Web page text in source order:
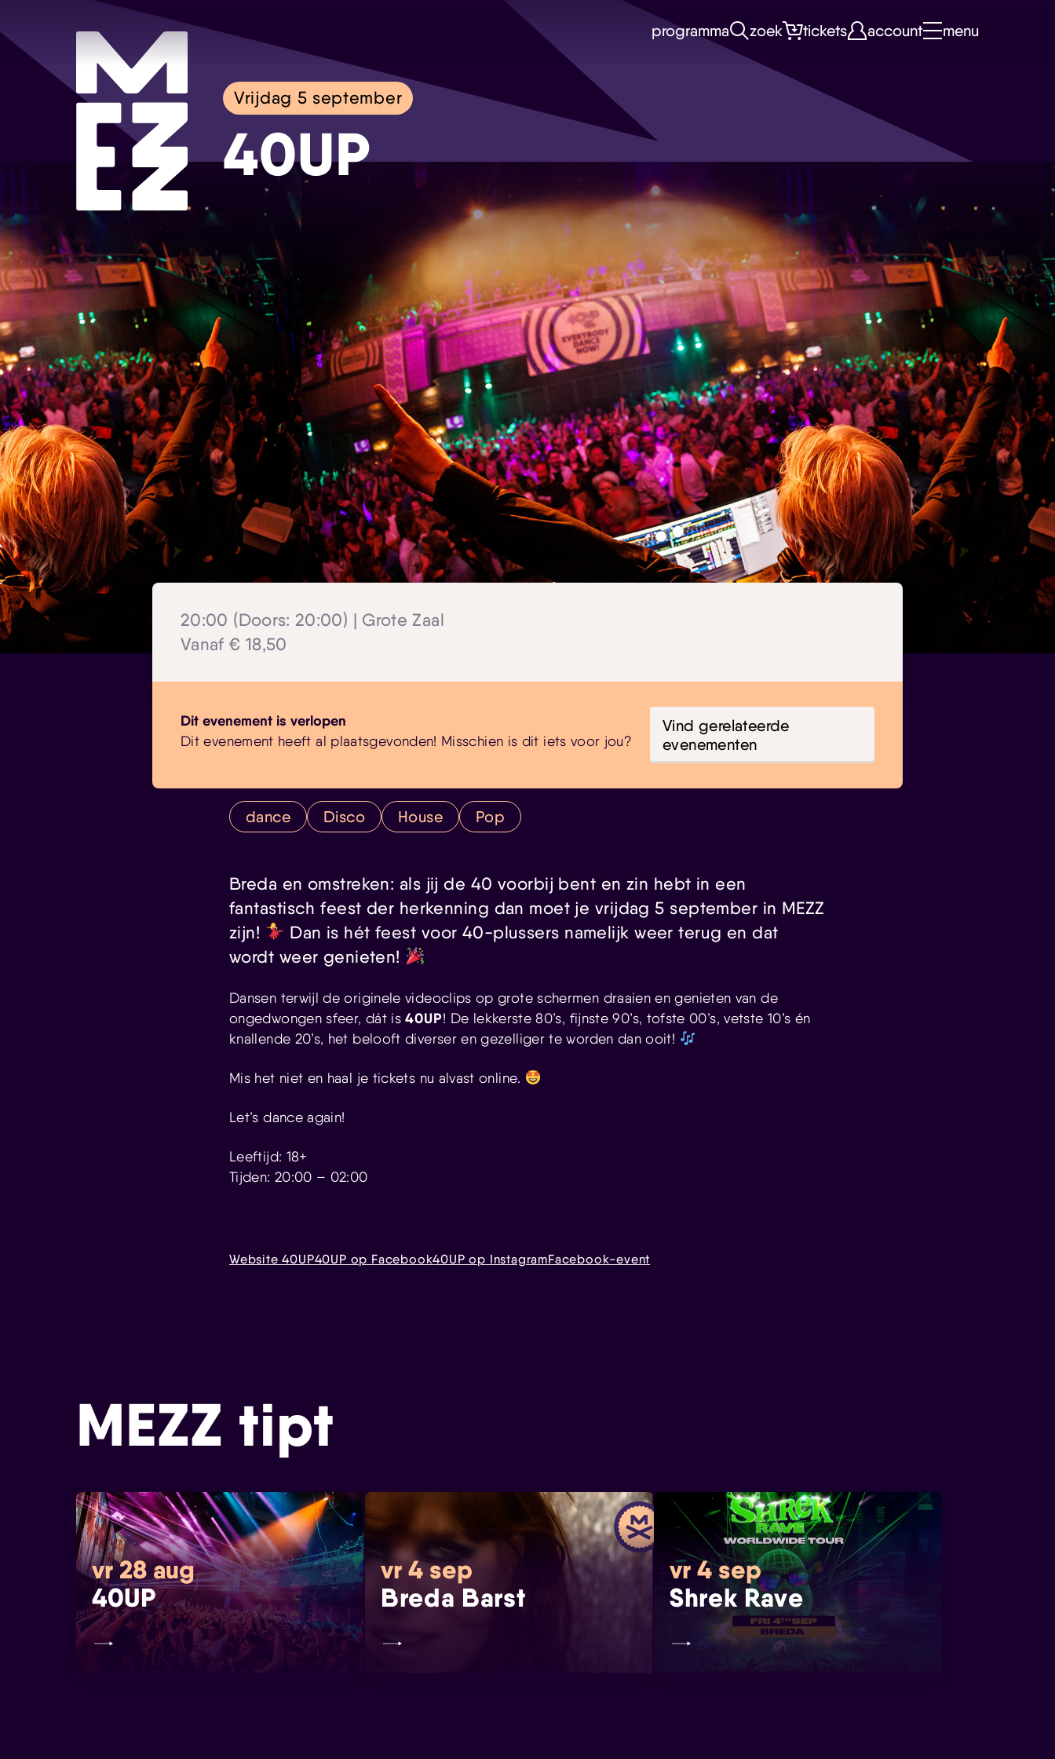
Skip navigatie
programma zoek tickets account menu
Vrijdag 5 september
40UP
20:00 (Doors: 20:00) | Grote Zaal
Vanaf € 18,50
Dit evenement is verlopen
Dit evenement heeft al plaatsgevonden! Misschien is dit iets voor jou?
Vind gerelateerde
evenementen
dance Disco House Pop
Breda en omstreken: als jij de 40 voorbij bent en zin hebt in een
fantastisch feest der herkenning dan moet je vrijdag 5 september in MEZZ
zijn!
Dan is hét feest voor 40-plussers namelijk weer terug en dat
wordt weer genieten!
Dansen terwijl de originele videoclips op grote schermen draaien en genieten van de
ongedwongen sfeer, dát is40UP! De lekkerste 80’s, fijnste 90’s, tofste 00’s, vetste 10’s én
knallende 20’s, het belooft diverser en gezelliger te worden dan ooit!
Mis het niet en haal je tickets nu alvast online.
Let’s dance again!
Leeftijd: 18+
Tijden: 20:00 – 02:00
Website 40UP40UP op Facebook40UP op InstagramFacebook-event
MEZZ tipt
vr 28 aug
40UP
vr 4 sep
Breda Barst
vr 4 sep
Shrek Rave